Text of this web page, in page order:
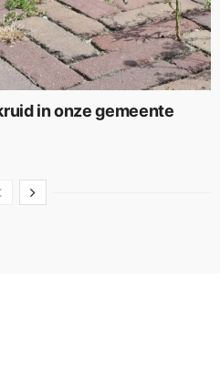
in onze gemeente